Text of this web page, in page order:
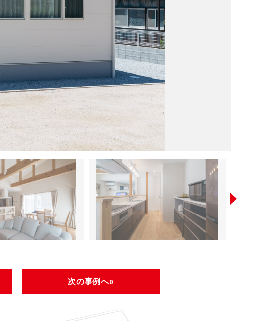
次の事例へ»